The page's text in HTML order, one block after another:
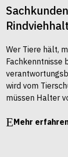
Wer Tiere hält,
Fachkenntnisse
wird vom
müssen Halter
Mehr